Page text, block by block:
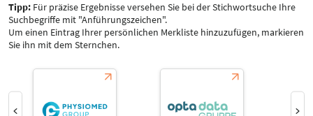
Tipp: Für präzise Ergebnisse versehen Sie bei der Stichwortsuche Ihre
Suchbegriffe mit "Anführungszeichen".
Um einen Eintrag Ihrer persönlichen Merkliste hinzuzufügen, markieren
Sie ihn mit dem Sternchen.
Produktgruppe
-
Alle
Select Input
Special Interests